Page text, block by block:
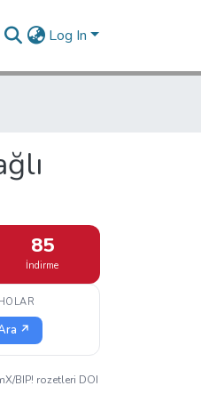
Log In
85
İndirme
↗
BIP! rozetleri DOI